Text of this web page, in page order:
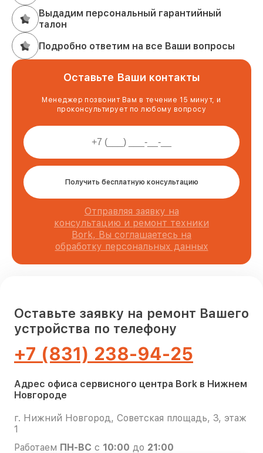
Выдадим персональный гарантийный
талон
Подробно ответим на все Ваши вопросы
Оставьте Ваши контакты
Менеджер позвонит Вам в течение 15 минут, и
проконсультирует по любому вопросу
Получить бесплатную консультацию
Отправляя заявку на
консультацию и ремонт техники
Bork, Вы соглашаетесь на
обработку персональных данных
Оставьте заявку на ремонт Вашего
устройства по телефону
+7 (831) 238-94-25
Адрес офиса сервисного центра Bork в Нижнем
Новгороде
г. Нижний Новгород, Советская площадь, 3, этаж
1
Работаем ПН-ВС с 10:00 до 21:00